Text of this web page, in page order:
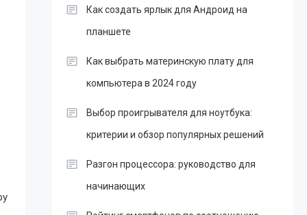
Как создать ярлык для Андроид на
планшете
Как выбрать материнскую плату для
компьютера в 2024 году
Выбор проигрывателя для ноутбука:
критерии и обзор популярных решений
Разгон процессора: руководство для
начинающих